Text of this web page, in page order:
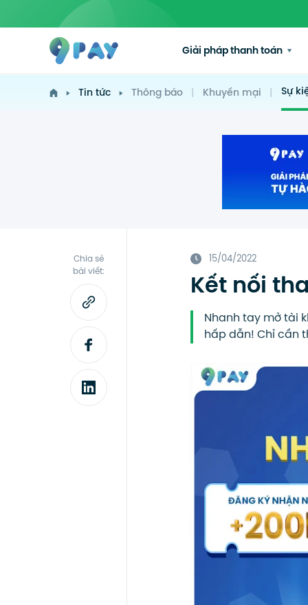
Giải pháp thanh toán
Tin tức Thông báo | Khuyến mại | Sự
Chia sẻ
bài viết:
15/04/2022
Kết nối
Nhanh tay mở tài
hấp dẫn! Chỉ cần